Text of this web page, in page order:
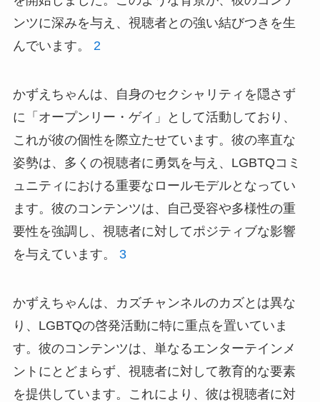
ンツに深みを与え、視聴者との強い結びつきを生
んでいます。 2
かずえちゃんは、自身のセクシャリティを隠さず
に「オープンリー・ゲイ」として活動しており、
これが彼の個性を際立たせています。彼の率直な
姿勢は、多くの視聴者に勇気を与え、LGBTQコミ
ュニティにおける重要なロールモデルとなってい
ます。彼のコンテンツは、自己受容や多様性の重
要性を強調し、視聴者に対してポジティブな影響
を与えています。 3
かずえちゃんは、カズチャンネルのカズとは異な
り、LGBTQの啓発活動に特に重点を置いていま
す。彼のコンテンツは、単なるエンターテインメ
ントにとどまらず、視聴者に対して教育的な要素
を提供しています。これにより、彼は視聴者に対